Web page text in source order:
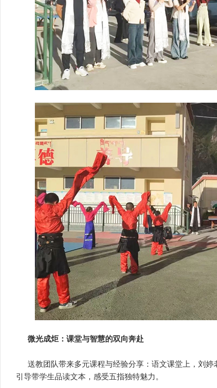
微光成炬：课堂与智慧的双向奔赴
送教团队带来多元课程与经验分享：语文课堂上，刘
引导带学生品读文本，感受五指独特魅力。